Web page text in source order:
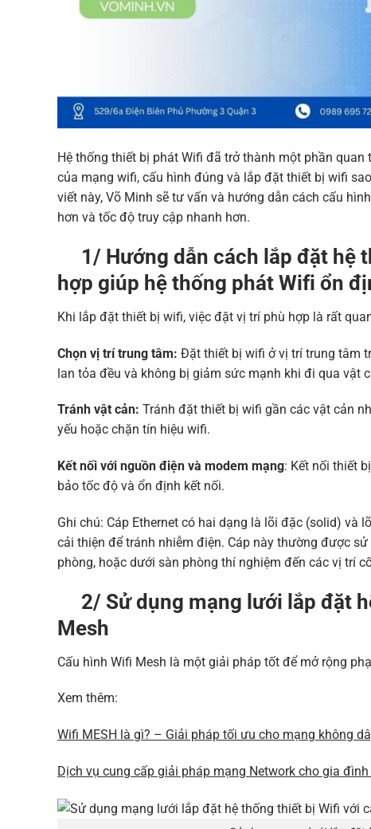
Hệ thống thiết bị phát Wifi đã trở thành một phần
của mạng wifi, cấu hình đúng và lắp đặt thiết bị wifi
viết này, Võ Minh sẽ tư vấn và hướng dẫn cách cấu
hơn và tốc độ truy cập nhanh hơn.
1/ Hướng dẫn cách lắp đặt
hợp giúp hệ thống phát Wifi ổn
Khi lắp đặt thiết bị wifi, việc đặt vị trí phù hợp là rất
Chọn vị trí trung tâm: Đặt thiết bị wifi ở vị trí trung tâm
lan tỏa đều và không bị giảm sức mạnh khi đi qua vật
Tránh vật cản: Tránh đặt thiết bị wifi gần các vật cản
yếu hoặc chặn tín hiệu wifi.
Kết nối với nguồn điện và modem mạng: Kết nối thiết
bảo tốc độ và ổn định kết nối.
Ghi chú: Cáp Ethernet có hai dạng là lõi đặc (solid) và
cải thiện để tránh nhiễm điện. Cáp này thường được
phòng, hoặc dưới sàn phòng thí nghiệm đến các vị trí
2/ Sử dụng mạng lưới lắp đặt
Mesh
Cấu hình Wifi Mesh là một giải pháp tốt để mở rộng
Xem thêm:
Wifi MESH là gì? – Giải pháp tối ưu cho mạng không
Dịch vụ cung cấp giải pháp mạng Network cho gia